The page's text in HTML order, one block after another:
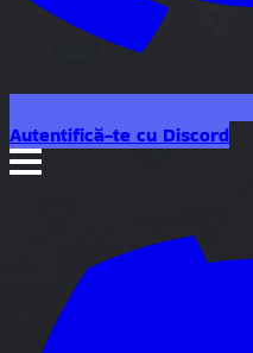
Autentifică-te cu Discord